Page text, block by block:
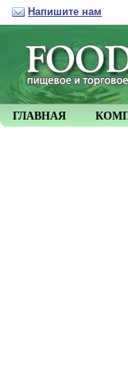
ГЛАВНАЯ
Напишите нам